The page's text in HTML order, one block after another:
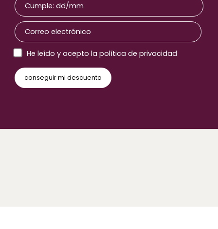
He leído y acepto la política de privacidad